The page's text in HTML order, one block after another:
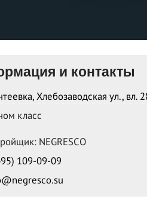
и контакты
Хлебозаводская ул., вл.
класс
NEGRESCO
109-09-09